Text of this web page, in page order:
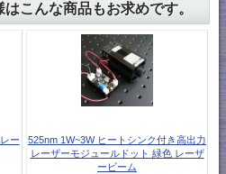
こんな商品もお求めです。
ー
525nm 1W~3W ヒートシンク付き高出力
レーザーモジュールドット 緑色 レーザ
ービーム